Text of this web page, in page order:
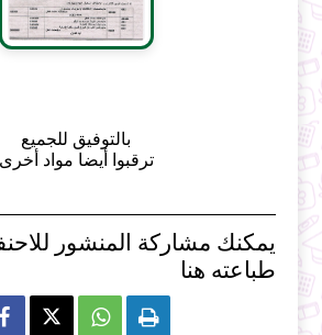
بالتوفيق للجميع
ترقبوا أيضا مواد أخرى
يمكنك مشاركة المنشور
طباعته هنا
  